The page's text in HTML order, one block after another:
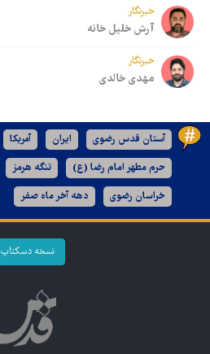
خبرنگار
آرش خلیل خانه
خبرنگار
مهدی خالدی
آستان قدس رضوی ایران آمریکا
حرم مطهر امام رضا (ع) تنگه هرمز
خراسان رضوی دهه آخر ماه صفر
نسخه دسکتاپ